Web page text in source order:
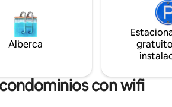
del
Viaducto de Millau, que son
como grandes lugares de interés
región de Occitania.
Alberca
con wifi